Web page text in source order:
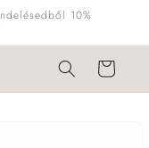
10%
Kosár